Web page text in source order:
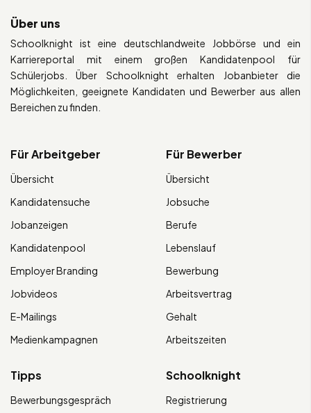
Über uns
Schoolknight ist eine deutschlandweite Jobbörse und ein
Karriereportal mit einem großen Kandidatenpool für
Schülerjobs. Über Schoolknight erhalten Jobanbieter die
Möglichkeiten, geeignete Kandidaten und Bewerber aus allen
Bereichen zu finden.
Für Arbeitgeber
Übersicht
Kandidatensuche
Jobanzeigen
Kandidatenpool
Employer Branding
Jobvideos
E-Mailings
Medienkampagnen
Für Bewerber
Übersicht
Jobsuche
Berufe
Lebenslauf
Bewerbung
Arbeitsvertrag
Gehalt
Arbeitszeiten
Tipps
Bewerbungsgespräch
Schoolknight
Registrierung